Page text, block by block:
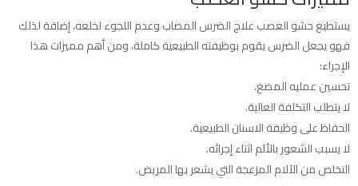
يستطيع حشو العصب علاج الضرس المصاب وعدم اللجوء لخلعه، إضافة لذلك
فهو يجعل الضرس يقوم بوظيفته الطبيعية كاملة، ومن أهم مميزات هذا
الإجراء:
تحسين عمليه المضغ.
لا يتطلب التكلفة العالية.
الحفاظ على وظيفة الاسنان الطبيعية.
لا يسبب الشعور بالألم اثناء إجرائه.
التخلص من الآلام المزعجة التي يشعر بها المريض.